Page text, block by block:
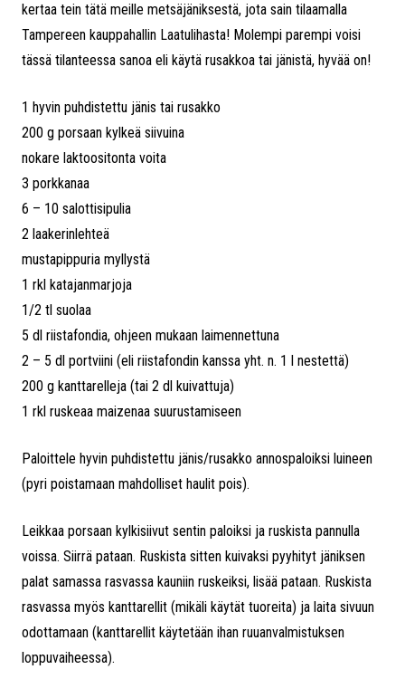
kertaa tein tätä meille metsäjäniksestä, jota sain tilaamalla
Tampereen kauppahallin Laatulihasta! Molempi parempi voisi
tässä tilanteessa sanoa eli käytä rusakkoa tai jänistä, hyvää on!
1 hyvin puhdistettu jänis tai rusakko
200 g porsaan kylkeä siivuina
nokare laktoositonta voita
3 porkkanaa
6 – 10 salottisipulia
2 laakerinlehteä
mustapippuria myllystä
1 rkl katajanmarjoja
1/2 tl suolaa
5 dl riistafondia, ohjeen mukaan laimennettuna
2 – 5 dl portviini (eli riistafondin kanssa yht. n. 1 l nestettä)
200 g kanttarelleja (tai 2 dl kuivattuja)
1 rkl ruskeaa maizenaa suurustamiseen
Paloittele hyvin puhdistettu jänis/rusakko annospaloiksi luineen
(pyri poistamaan mahdolliset haulit pois).
Leikkaa porsaan kylkisiivut sentin paloiksi ja ruskista pannulla
voissa. Siirrä pataan. Ruskista sitten kuivaksi pyyhityt jäniksen
palat samassa rasvassa kauniin ruskeiksi, lisää pataan. Ruskista
rasvassa myös kanttarellit (mikäli käytät tuoreita) ja laita sivuun
odottamaan (kanttarellit käytetään ihan ruuanvalmistuksen
loppuvaiheessa).